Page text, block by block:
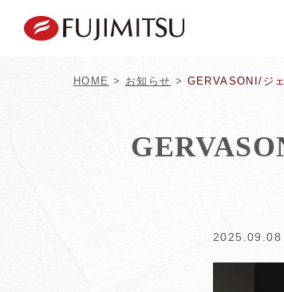
HOME > お知らせ > GERVASONI/ジ
2025.09.08